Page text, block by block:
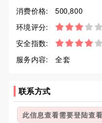
消费价格:
500,800
环境评分:
安全指数:
服务内容:
全套
联系方式
此信息查看需要登陆查